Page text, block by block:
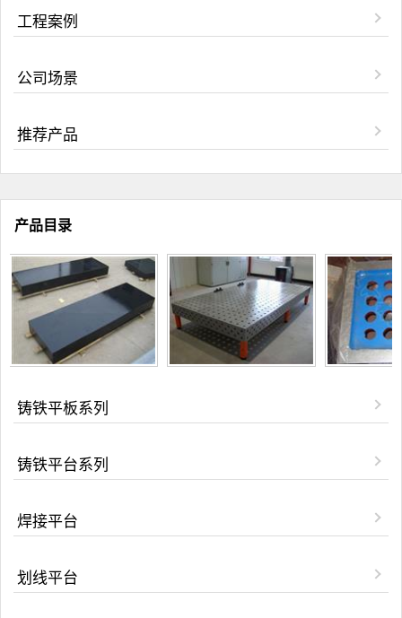
工程案例
公司场景
推荐产品
产品目录
铸铁平板系列
铸铁平台系列
焊接平台
划线平台